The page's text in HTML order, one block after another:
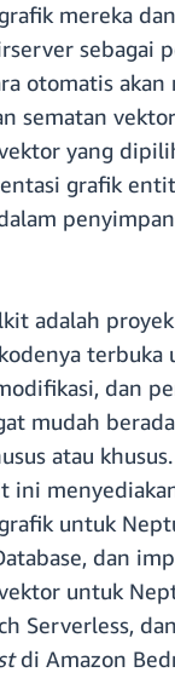
mereka
sebagai
otomatis akan
sematan
yang
grafik
adalah
terbuka
dan
mudah
atau
ini
untuk
dan
untuk
Serverless,
di Amazon